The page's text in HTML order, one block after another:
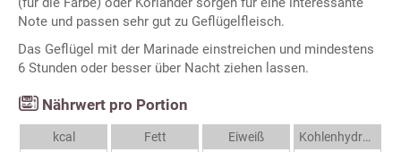
Note und passen sehr gut zu Geflügelfleisch.
Das Geflügel mit der Marinade einstreichen und mindestens
6 Stunden oder besser über Nacht ziehen lassen.
Nährwert pro Portion
kcal
Fett
Eiweiß
Kohlenhydrate